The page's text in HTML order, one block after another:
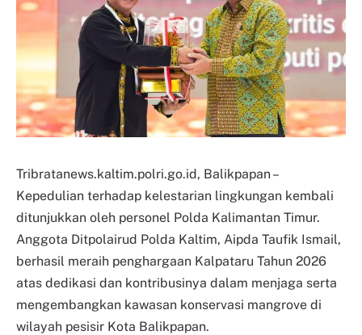
Tribratanews.kaltim.polri.go.id, Balikpapan –
Kepedulian terhadap kelestarian lingkungan kembali
ditunjukkan oleh personel Polda Kalimantan Timur.
Anggota Ditpolairud Polda Kaltim, Aipda Taufik Ismail,
berhasil meraih penghargaan Kalpataru Tahun 2026
atas dedikasi dan kontribusinya dalam menjaga serta
mengembangkan kawasan konservasi mangrove di
wilayah pesisir Kota Balikpapan.